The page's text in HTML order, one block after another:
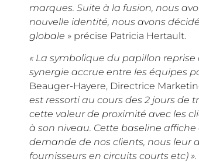
marques. Suite à la fusion, nous
nouvelle identité, nous avons
globale » précise Patricia Hertault.
« La symbolique du papillon
synergie accrue entre les équipes
Beauger-Hayere, Directrice
est ressorti au cours des 2 jours de
cette valeur de proximité avec les
à son niveau. Cette baseline
demande de nos clients, nous leur
fournisseurs en circuits courts etc) ».